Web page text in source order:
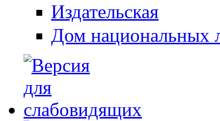
Издательская
Дом национальных